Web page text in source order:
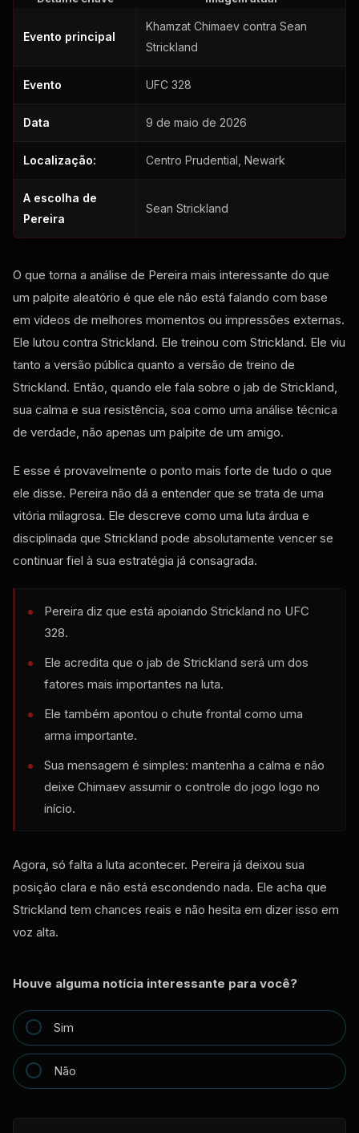
Evento principal
Khamzat Chimaev contra Sean
Strickland
Evento UFC 328
Data 9 de maio de 2026
Localização: Centro Prudential, Newark
A escolha de
Pereira
Sean Strickland
O que torna a análise de Pereira mais interessante do que
um palpite aleatório é que ele não está falando com base
em vídeos de melhores momentos ou impressões externas.
Ele lutou contra Strickland. Ele treinou com Strickland. Ele viu
tanto a versão pública quanto a versão de treino de
Strickland. Então, quando ele fala sobre o jab de Strickland,
sua calma e sua resistência, soa como uma análise técnica
de verdade, não apenas um palpite de um amigo.
E esse é provavelmente o ponto mais forte de tudo o que
ele disse. Pereira não dá a entender que se trata de uma
vitória milagrosa. Ele descreve como uma luta árdua e
disciplinada que Strickland pode absolutamente vencer se
continuar fiel à sua estratégia já consagrada.
Pereira diz que está apoiando Strickland no UFC
328.
Ele acredita que o jab de Strickland será um dos
fatores mais importantes na luta.
Ele também apontou o chute frontal como uma
arma importante.
Sua mensagem é simples: mantenha a calma e não
deixe Chimaev assumir o controle do jogo logo no
início.
Agora, só falta a luta acontecer. Pereira já deixou sua
posição clara e não está escondendo nada. Ele acha que
Strickland tem chances reais e não hesita em dizer isso em
voz alta.
Houve alguma notícia interessante para você?
Sim
Não